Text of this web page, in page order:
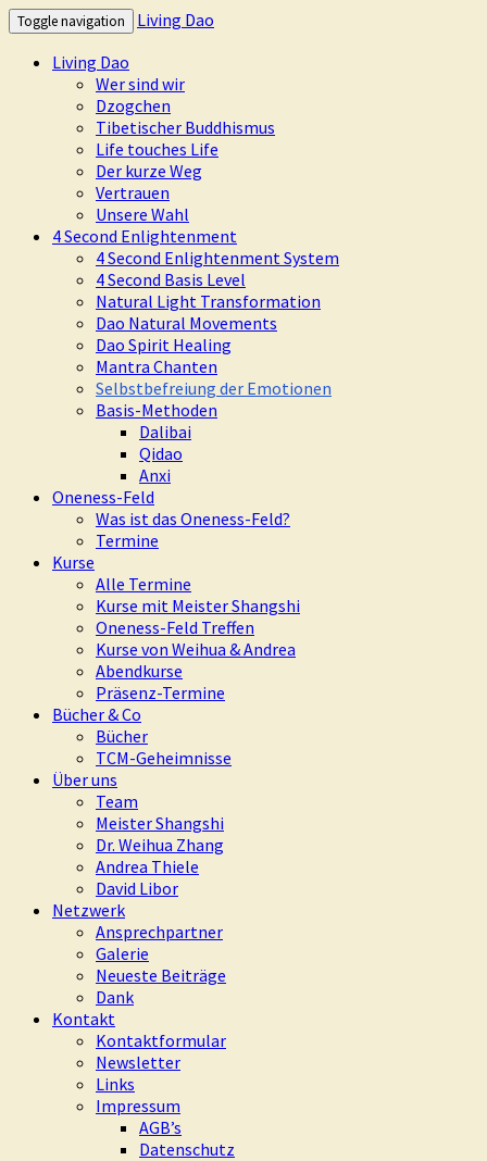
Toggle navigation
Living Dao
Living Dao
Wer sind wir
Dzogchen
Tibetischer Buddhismus
Life touches Life
Der kurze Weg
Vertrauen
Unsere Wahl
4 Second Enlightenment
4 Second Enlightenment System
4 Second Basis Level
Natural Light Transformation
Dao Natural Movements
Dao Spirit Healing
Mantra Chanten
Selbstbefreiung der Emotionen
Basis-Methoden
Dalibai
Qidao
Anxi
Oneness-Feld
Was ist das Oneness-Feld?
Termine
Kurse
Alle Termine
Kurse mit Meister Shangshi
Oneness-Feld Treffen
Kurse von Weihua & Andrea
Abendkurse
Präsenz-Termine
Bücher & Co
Bücher
TCM-Geheimnisse
Über uns
Team
Meister Shangshi
Dr. Weihua Zhang
Andrea Thiele
David Libor
Netzwerk
Ansprechpartner
Galerie
Neueste Beiträge
Dank
Kontakt
Kontaktformular
Newsletter
Links
Impressum
AGB’s
Datenschutz